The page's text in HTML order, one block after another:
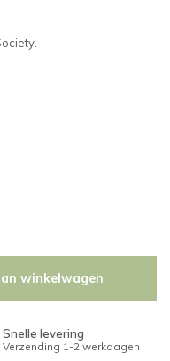
winkelwagen
Snelle levering
Verzending 1-2 werkdagen